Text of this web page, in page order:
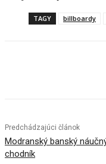
TAGY billboardy
Predchádzajúci článok
Modranský banský
chodník